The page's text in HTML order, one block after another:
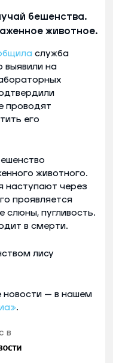
бешенства.
животное.
служба
выявили на
проводят
его
животного.
наступают через
проявляется
слюны, пугливость.
в смерти.
лису
новости — в нашем
.
в